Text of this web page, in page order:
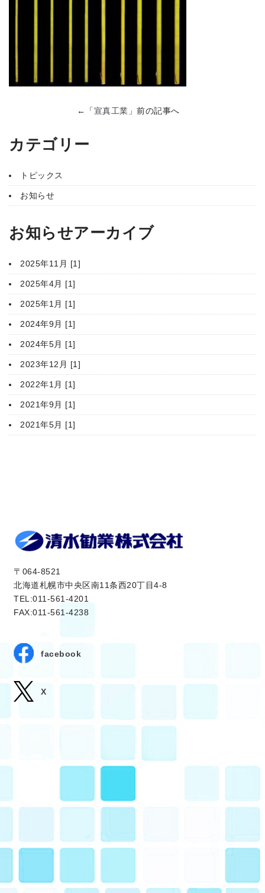
←「宣真工業 」前の記事へ
カテゴリー
トピックス
お知らせ
お知らせアーカイブ
2025年11月 [1]
2025年4月 [1]
2025年1月 [1]
2024年9月 [1]
2024年5月 [1]
2023年12月 [1]
2022年1月 [1]
2021年9月 [1]
2021年5月 [1]
〒064-8521
北海道札幌市中央区南11条西20丁目4-8
TEL:011-561-4201
FAX:011-561-4238
facebook
X